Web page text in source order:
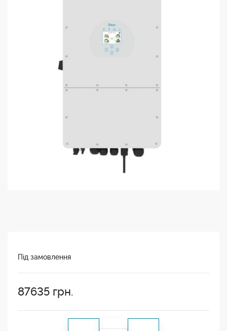
Під замовлення
87635 грн.